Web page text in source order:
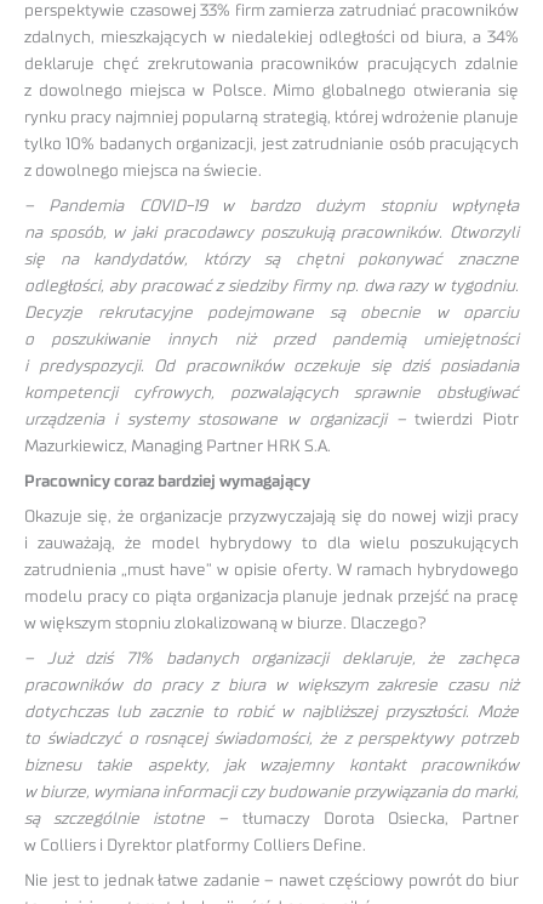
perspektywie czasowej 33% firm zamierza zatrudniać pracowników
zdalnych, mieszkających w niedalekiej odległości od biura, a 34%
deklaruje chęć zrekrutowania pracowników pracujących zdalnie
z dowolnego miejsca w Polsce. Mimo globalnego otwierania się
rynku pracy najmniej popularną strategią, której wdrożenie planuje
tylko 10% badanych organizacji, jest zatrudnianie osób pracujących
z dowolnego miejsca na świecie.
– Pandemia COVID-19 w bardzo dużym stopniu wpłynęła
na sposób, w jaki pracodawcy poszukują pracowników. Otworzyli
się na kandydatów, którzy są chętni pokonywać znaczne
odległości, aby pracować z siedziby firmy np. dwa razy w tygodniu.
Decyzje rekrutacyjne podejmowane są obecnie w oparciu
o poszukiwanie innych niż przed pandemią umiejętności
i predyspozycji. Od pracowników oczekuje się dziś posiadania
kompetencji cyfrowych, pozwalających sprawnie obsługiwać
urządzenia i systemy stosowane w organizacji –twierdzi Piotr
Mazurkiewicz, Managing Partner HRK S.A.
Pracownicy coraz bardziej wymagający
Okazuje się, że organizacje przyzwyczajają się do nowej wizji pracy
i zauważają, że model hybrydowy to dla wielu poszukujących
zatrudnienia „must have” w opisie oferty. W ramach hybrydowego
modelu pracy co piąta organizacja planuje jednak przejść na pracę
w większym stopniu zlokalizowaną w biurze. Dlaczego?
– Już dziś 71% badanych organizacji deklaruje, że zachęca
pracowników do pracy z biura w większym zakresie czasu niż
dotychczas lub zacznie to robić w najbliższej przyszłości. Może
to świadczyć o rosnącej świadomości, że z perspektywy potrzeb
biznesu takie aspekty, jak wzajemny kontakt pracowników
w biurze, wymiana informacji czy budowanie przywiązania do marki,
są szczególnie istotne – tłumaczy Dorota Osiecka, Partner
w Colliers i Dyrektor platformy Colliers Define.
Nie jest to jednak łatwe zadanie – nawet częściowy powrót do biur